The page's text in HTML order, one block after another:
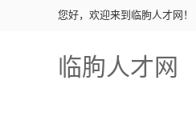
您好，欢迎来到临朐人才网！
临朐人才网